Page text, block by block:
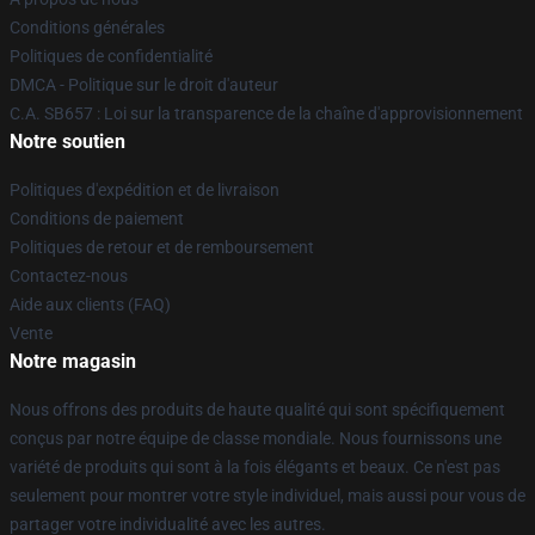
Conditions générales
Politiques de confidentialité
DMCA - Politique sur le droit d'auteur
C.A. SB657 : Loi sur la transparence de la chaîne d'approvisionnement
Notre soutien
Politiques d'expédition et de livraison
Conditions de paiement
Politiques de retour et de remboursement
Contactez-nous
Aide aux clients (FAQ)
Vente
Notre magasin
Nous offrons des produits de haute qualité qui sont spécifiquement
conçus par notre équipe de classe mondiale. Nous fournissons une
variété de produits qui sont à la fois élégants et beaux. Ce n'est pas
seulement pour montrer votre style individuel, mais aussi pour vous de
partager votre individualité avec les autres.